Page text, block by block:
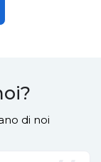
di noi